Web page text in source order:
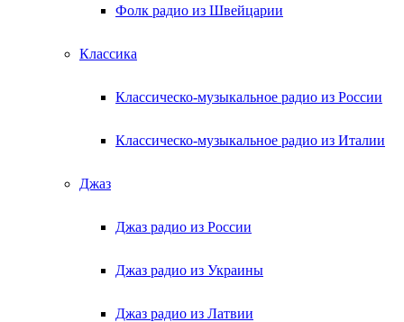
Фолк радио из Швейцарии
Классика
Классическо-музыкальное радио из России
Классическо-музыкальное радио из Италии
Джаз
Джаз радио из России
Джаз радио из Украины
Джаз радио из Латвии